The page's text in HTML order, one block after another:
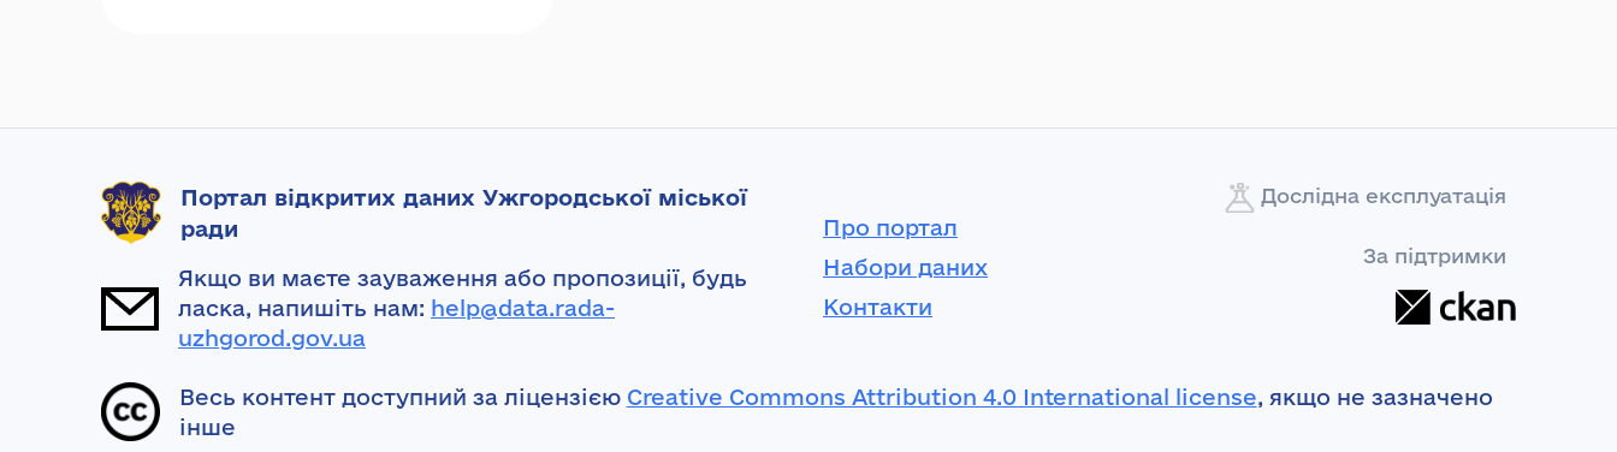
Портал відкритих даних Ужгородської міської
ради
Якщо ви маєте зауваження або пропозиції, будь
ласка, напишіть нам: help@data.rada-
uzhgorod.gov.ua
Про портал
Набори даних
Контакти
Дослідна експлуатація
За підтримки
Весь контент доступний за ліцензією Creative Commons Attribution 4.0 International license, якщо не зазначено
інше